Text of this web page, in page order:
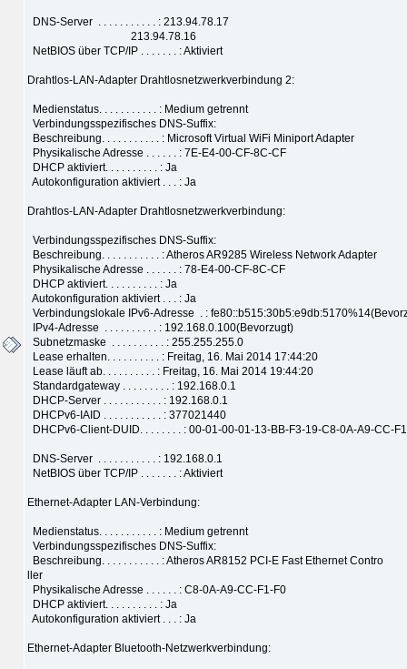
DNS-Server . . . . . . . . . . . : 213.94.78.17
213.94.78.16
NetBIOS über TCP/IP . . . . . . . : Aktiviert
Drahtlos-LAN-Adapter Drahtlosnetzwerkverbindung 2:
Medienstatus. . . . . . . . . . . : Medium getrennt
Verbindungsspezifisches DNS-Suffix:
Beschreibung. . . . . . . . . . . : Microsoft Virtual WiFi Miniport Adapter
Physikalische Adresse . . . . . . : 7E-E4-00-CF-8C-CF
DHCP aktiviert. . . . . . . . . . : Ja
Autokonfiguration aktiviert . . . : Ja
Drahtlos-LAN-Adapter Drahtlosnetzwerkverbindung:
Verbindungsspezifisches DNS-Suffix:
Beschreibung. . . . . . . . . . . : Atheros AR9285 Wireless Network Adapter
Physikalische Adresse . . . . . . : 78-E4-00-CF-8C-CF
DHCP aktiviert. . . . . . . . . . : Ja
Autokonfiguration aktiviert . . . : Ja
Verbindungslokale IPv6-Adresse . :
IPv4-Adresse . . . . . . . . . . : 192.168.0.100(Bevorzugt)
Subnetzmaske . . . . . . . . . . : 255.255.255.0
Lease erhalten. . . . . . . . . . : Freitag, 16. Mai 2014 17:44:20
Lease läuft ab. . . . . . . . . . : Freitag, 16. Mai 2014 19:44:20
Standardgateway . . . . . . . . . : 192.168.0.1
DHCP-Server . . . . . . . . . . . : 192.168.0.1
DHCPv6-IAID . . . . . . . . . . . : 377021440
DHCPv6-Client-DUID. . . . . . . . : 00-01-00-01-13-BB-F3-19-C8-0A-A9-CC-
DNS-Server . . . . . . . . . . . : 192.168.0.1
NetBIOS über TCP/IP . . . . . . . : Aktiviert
Ethernet-Adapter LAN-Verbindung:
Medienstatus. . . . . . . . . . . : Medium getrennt
Verbindungsspezifisches DNS-Suffix:
Beschreibung. . . . . . . . . . . : Atheros AR8152 PCI-E Fast Ethernet Contro
ller
Physikalische Adresse . . . . . . : C8-0A-A9-CC-F1-F0
DHCP aktiviert. . . . . . . . . . : Ja
Autokonfiguration aktiviert . . . : Ja
Ethernet-Adapter Bluetooth-Netzwerkverbindung: